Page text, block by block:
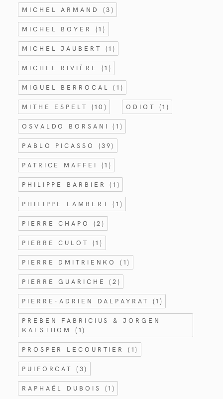
MICHEL ARMAND (3)
MICHEL BOYER (1)
MICHEL JAUBERT (1)
MICHEL RIVIÈRE (1)
MIGUEL BERROCAL(1)
MITHE ESPELT (10) ODIOT (1)
OSVALDO BORSANI(1)
PABLO PICASSO (39)
PATRICE MAFFEI (1)
PHILIPPE BARBIER(1)
PHILIPPE LAMBERT(1)
PIERRE CHAPO (2)
PIERRE CULOT (1)
PIERRE DMITRIENKO(1)
PIERRE GUARICHE(2)
PIERRE-ADRIEN DALPAYRAT (1)
PREBEN FABRICIUS & JORGEN
KALSTHOM(1)
PROSPER LECOURTIER(1)
PUIFORCAT (3)
RAPHAËL DUBOIS (1)